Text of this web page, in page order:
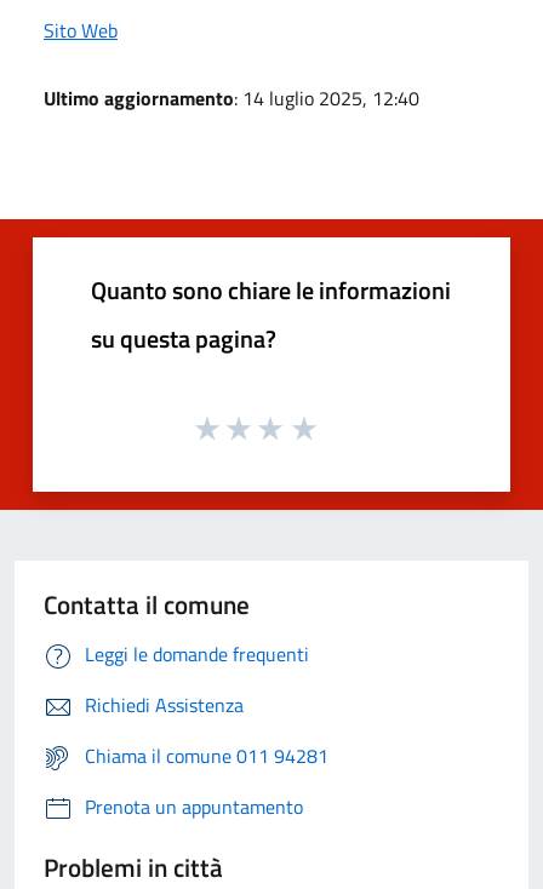
Sito Web
Ultimo aggiornamento: 14 luglio 2025, 12:40
Quanto sono chiare le informazioni
su questa pagina?
Contatta il comune
Leggi le domande frequenti
Richiedi Assistenza
Chiama il comune 011 94281
Prenota un appuntamento
Problemi in città